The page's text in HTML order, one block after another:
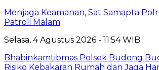
Menjaga Keamanan, Sat Samapta
Patroli Malam
Selasa, 4 Agustus 2026 - 11:54 WIB
Bhabinkamtibmas Polsek Budong
Risiko Kebakaran Rumah dan Jaga